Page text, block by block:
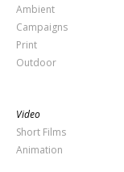
Ambient
Campaigns
Print
Outdoor
Video
Short Films
Animation